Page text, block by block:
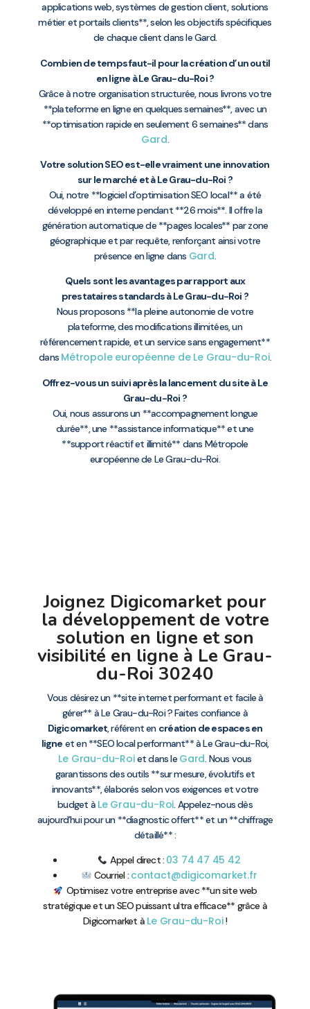
applications web, systèmes de gestion client, solutions
métier et portails clients**, selon les objectifs spécifiques
de chaque client dans le Gard.
Combien de temps faut-il pour la création d’un outil
en ligne à Le Grau-du-Roi ?
Grâce à notre organisation structurée, nous livrons votre
**plateforme en ligne en quelques semaines**, avec un
**optimisation rapide en seulement 6 semaines** dans
Gard.
Votre solution SEO est-elle vraiment une innovation
sur le marché et à Le Grau-du-Roi ?
Oui, notre **logiciel d’optimisation SEO local** a été
développé en interne pendant **26 mois**. Il offre la
génération automatique de **pages locales** par zone
géographique et par requête, renforçant ainsi votre
présence en ligne dans Gard.
Quels sont les avantages par rapport aux
prestataires standards à Le Grau-du-Roi ?
Nous proposons **la pleine autonomie de votre
plateforme, des modifications illimitées, un
référencement rapide, et un service sans engagement**
dans Métropole européenne de Le Grau-du-Roi.
Offrez-vous un suivi après la lancement du site à Le
Grau-du-Roi ?
Oui, nous assurons un **accompagnement longue
durée**, une **assistance informatique** et une
**support réactif et illimité** dans Métropole
européenne de Le Grau-du-Roi.
Joignez Digicomarket pour
la développement de votre
solution en ligne et son
visibilité en ligne à Le Grau-
du-Roi 30240
Vous désirez un **site internet performant et facile à
gérer** à Le Grau-du-Roi ? Faites confiance à
Digicomarket, référent en création de espaces en
ligne et en **SEO local performant** à Le Grau-du-Roi,
Le Grau-du-Roiet dans le Gard. Nous vous
garantissons des outils **sur mesure, évolutifs et
innovants**, élaborés selon vos exigences et votre
budget à Le Grau-du-Roi. Appelez-nous dès
aujourd’hui pour un **diagnostic offert** et un **chiffrage
détaillé** :
Appel direct : 03 74 47 45 42
Courriel : contact@digicomarket.fr
Optimisez votre entreprise avec **un site web
stratégique et un SEO puissant ultra efficace** grâce à
Digicomarket à Le Grau-du-Roi!